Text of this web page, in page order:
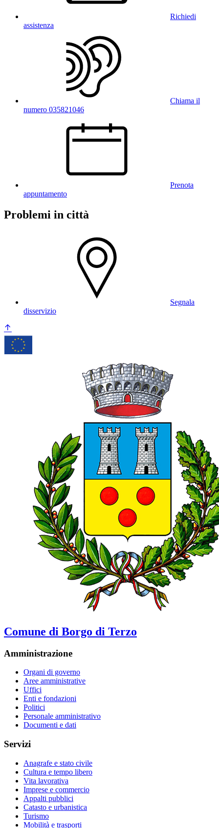
Richiedi
assistenza
Chiama il
numero 035821046
Prenota
appuntamento
Problemi in città
Segnala
disservizio
Comune di Borgo di Terzo
Amministrazione
Organi di governo
Aree amministrative
Uffici
Enti e fondazioni
Politici
Personale amministrativo
Documenti e dati
Servizi
Anagrafe e stato civile
Cultura e tempo libero
Vita lavorativa
Imprese e commercio
Appalti pubblici
Catasto e urbanistica
Turismo
Mobilità e trasporti